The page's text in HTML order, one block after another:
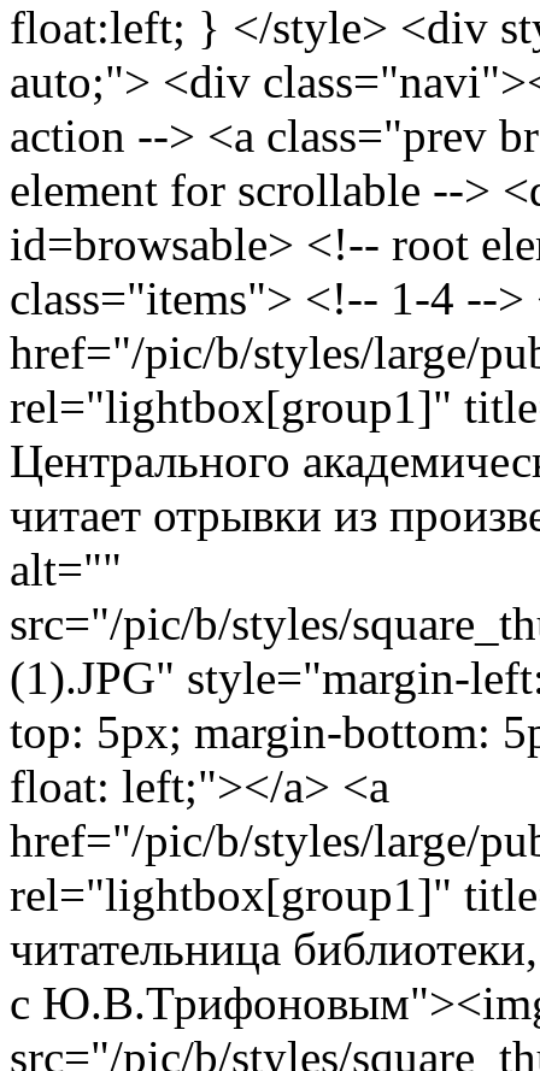
float:left; } </style> <div
auto;"> <div
action --> <a class="prev
element for scrollable -->
id=browsable> <!-- root
class="items"> <!-- 1-4 -->
href="/pic/b/styles/large/
rel="lightbox[group1]"
Центрального
читает отрывки из
alt=""
src="/pic/b/styles/
(1).JPG" style="margin-
top: 5px; margin-bottom:
float: left;"></a> <a
href="/pic/b/styles/large/
rel="lightbox[group1]"
читательница
с
src="/pic/b/styles/